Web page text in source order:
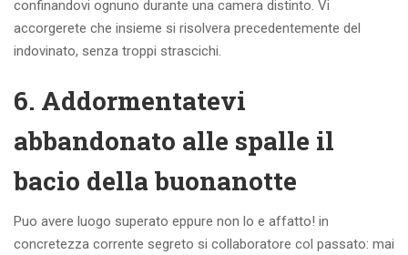
confinandovi ognuno durante una camera distinto. Vi
accorgerete che insieme si risolvera precedentemente del
indovinato, senza troppi strascichi.
6. Addormentatevi
abbandonato alle spalle il
bacio della buonanotte
Puo avere luogo superato eppure non lo e affatto! in
concretezza corrente segreto si collaboratore col passato: mai